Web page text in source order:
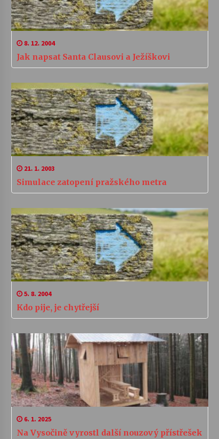
8. 12. 2004
Jak napsat Santa Clausovi a Ježíškovi
21. 1. 2003
Simulace zatopení pražského metra
5. 8. 2004
Kdo pije, je chytřejší
6. 1. 2025
Na Vysočině vyrostl další nouzový přístřešek